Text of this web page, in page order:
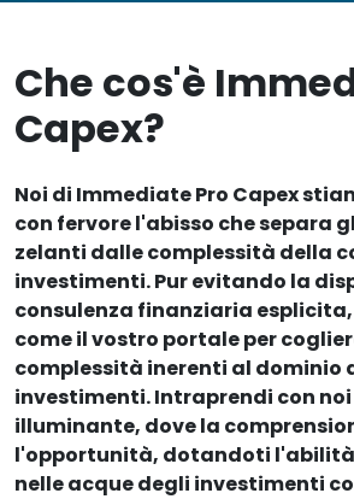
Che cos'è
Capex?
Noi di Immediate Pro Capex
con fervore l'abisso che separa
zelanti dalle complessità della
investimenti. Pur evitando la
consulenza finanziaria
come il vostro portale per
complessità inerenti al dominio
investimenti. Intraprendi con
illuminante, dove la
l'opportunità, dotandoti
nelle acque degli investimenti